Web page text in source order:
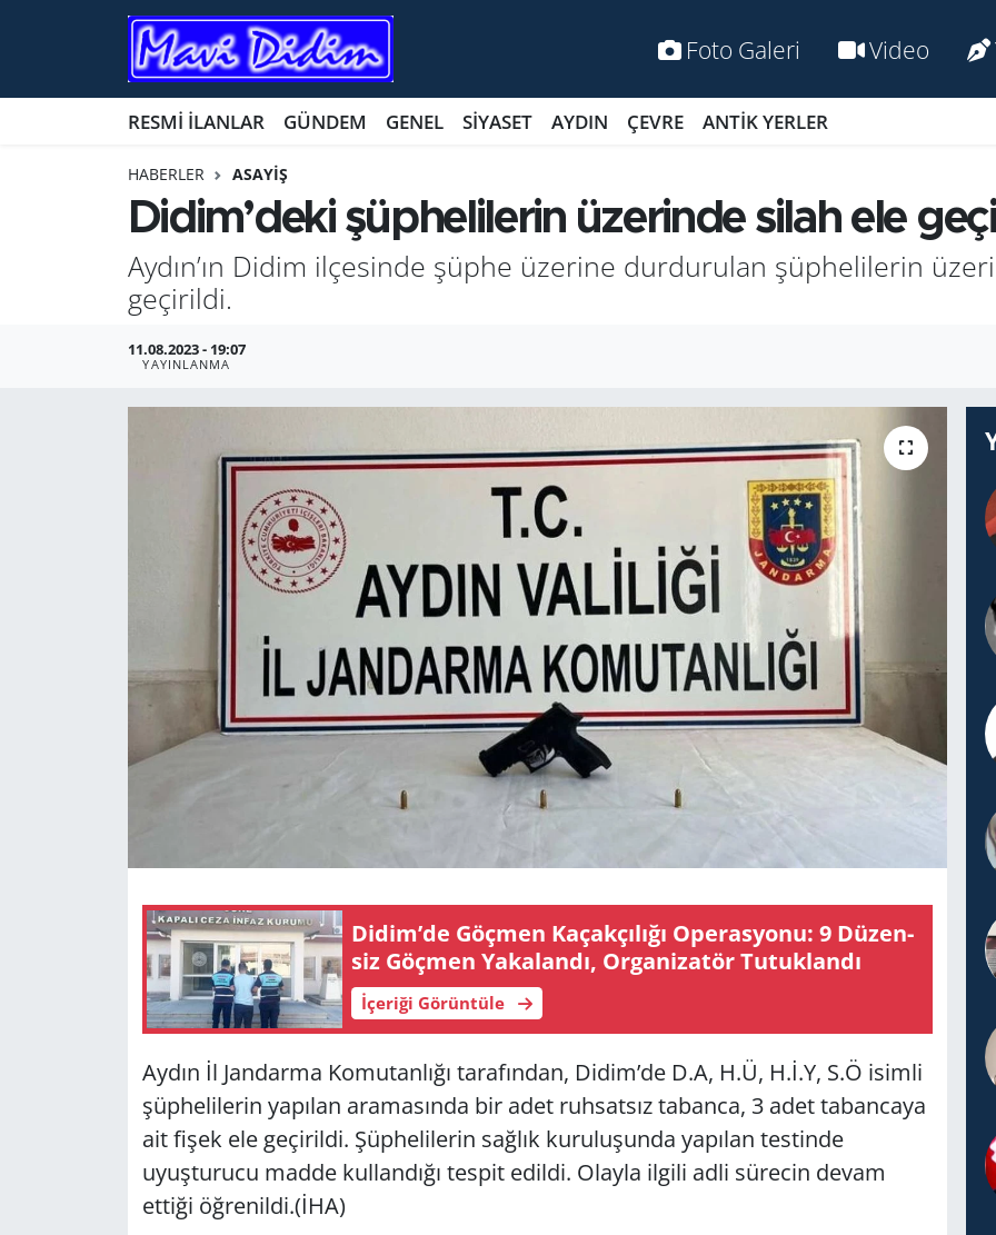
Foto Galeri Video
RESMİ İLANLAR GÜNDEM GENEL SİYASET AYDIN ÇEVRE ANTİK YERLER
HABERLER ASAYİŞ
Didim’deki şüphelilerin üzerinde silah ele
Aydın’ın Didim ilçesinde şüphe üzerine durdurulan şüphelilerin
geçirildi.
11.08.2023 - 19:07
YAYINLANMA
Didim’de Göç­men Ka­çak­çı­lı­ğı Ope­ras­yo­nu: 9 Dü­zen­
siz Göç­men Ya­ka­lan­dı, Or­ga­ni­za­tör Tu­tuk­lan­dı
İçeriği Görüntüle
Aydın İl Jandarma Komutanlığı tarafından, Didim’de D.A, H.Ü, H.İ.Y, S.Ö isimli
şüphelilerin yapılan aramasında bir adet ruhsatsız tabanca, 3 adet tabancaya
ait fişek ele geçirildi. Şüphelilerin sağlık kuruluşunda yapılan testinde
uyuşturucu madde kullandığı tespit edildi. Olayla ilgili adli sürecin devam
ettiği öğrenildi.(İHA)
ANTİK YERLER
BİLİM VE TEKNOLOJİ
HABERDE İNSAN
MAGAZİN
POLİTİKA
Nöbetçi Eczaneler
Namaz Vakitleri
Trafik Durumu
Süper Lig Puan Durumu ve Fikstür
Tüm Manşetler